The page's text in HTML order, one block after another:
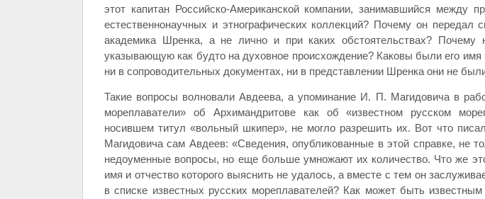
этот капитан Российско-Американской компании, занимавшийся между
естественнонаучных и этнографических коллекций? Почему он передал
академика Шренка, а не лично и при каких обстоятельствах?
указывающую как будто на духовное происхождение? Каковы были его имя
ни в сопроводительных документах, ни в представлении Шренка они не
Такие вопросы волновали Авдеева, а упоминание И. П. Магидовича в
мореплаватели» об Архимандритове как об «известном русском
носившем титул «вольный шкипер», не могло разрешить их. Вот что
Магидовича сам Авдеев: «Сведения, опубликованные в этой справке, не
недоуменные вопросы, но еще больше умножают их количество. Что же
имя и отчество которого выяснить не удалось, а вместе с тем он
в списке известных русских мореплавателей? Как может быть